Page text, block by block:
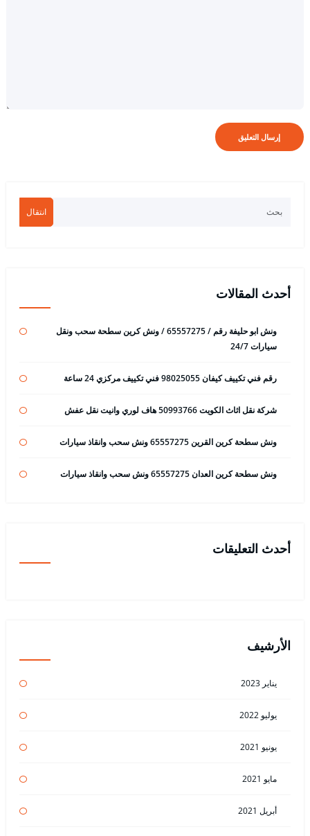
انتقال
أحدث المقالات
ونش ابو حليفة رقم / 65557275 / ونش كرين سطحة سحب ونقل
سيارات 24/7
رقم فني تكييف كيفان 98025055 فني تكييف مركزي 24 ساعة
شركة نقل اثاث الكويت 50993766 هاف لوري وانيت نقل عفش
ونش سطحة كرين القرين 65557275 ونش سحب وانقاذ سيارات
ونش سطحة كرين العدان 65557275 ونش سحب وانقاذ سيارات
أحدث التعليقات
الأرشيف
يناير 2023
يوليو 2022
يونيو 2021
مايو 2021
أبريل 2021